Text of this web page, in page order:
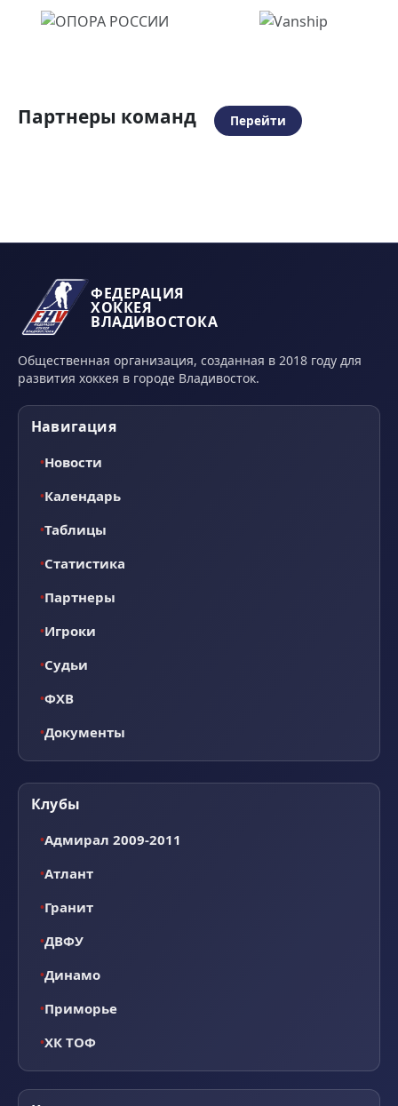
Партнеры команд Перейти
ФЕДЕРАЦИЯ
ХОККЕЯ
ВЛАДИВОСТОКА
Общественная организация, созданная в 2018 году для
развития хоккея в городе Владивосток.
Навигация
Новости
Календарь
Таблицы
Статистика
Партнеры
Игроки
Судьи
ФХВ
Документы
Клубы
Адмирал 2009-2011
Атлант
Гранит
ДВФУ
Динамо
Приморье
ХК ТОФ